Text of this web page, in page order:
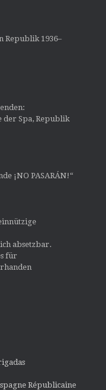
Republik 1936–
Spa, Republik
¡NO PASARÁN!“
absetzbar.
für
Républicaine